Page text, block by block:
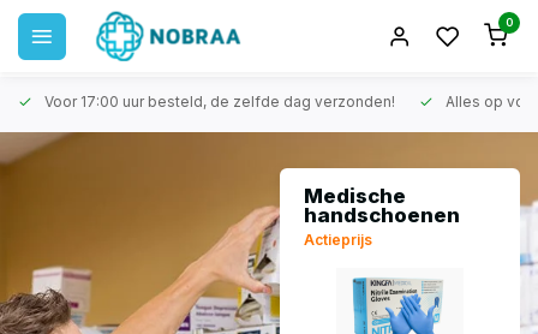
0
Voor 17:00 uur besteld, de zelfde dag verzonden! Alles op
Medische
handschoenen
Actieprijs